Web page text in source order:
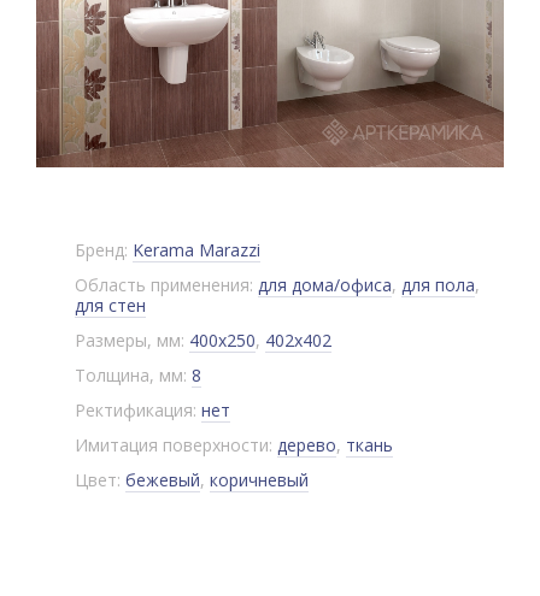
Бренд: Kerama Marazzi
Область применения: для дома/офиса, для пола,
для стен
Размеры, мм: 400x250, 402x402
Толщина, мм: 8
Ректификация: нет
Имитация поверхности: дерево, ткань
Цвет: бежевый, коричневый